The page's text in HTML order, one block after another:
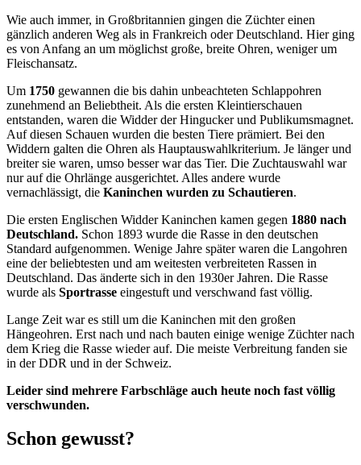
Wie auch immer, in Großbritannien gingen die Züchter einen
gänzlich anderen Weg als in Frankreich oder Deutschland. Hier ging
es von Anfang an um möglichst große, breite Ohren, weniger um
Fleischansatz.
Um 1750 gewannen die bis dahin unbeachteten Schlappohren
zunehmend an Beliebtheit. Als die ersten Kleintierschauen
entstanden, waren die Widder der Hingucker und Publikumsmagnet.
Auf diesen Schauen wurden die besten Tiere prämiert. Bei den
Widdern galten die Ohren als Hauptauswahlkriterium. Je länger und
breiter sie waren, umso besser war das Tier. Die Zuchtauswahl war
nur auf die Ohrlänge ausgerichtet. Alles andere wurde
vernachlässigt, die Kaninchen wurden zu Schautieren.
Die ersten Englischen Widder Kaninchen kamen gegen 1880 nach
Deutschland. Schon 1893 wurde die Rasse in den deutschen
Standard aufgenommen. Wenige Jahre später waren die Langohren
eine der beliebtesten und am weitesten verbreiteten Rassen in
Deutschland. Das änderte sich in den 1930er Jahren. Die Rasse
wurde als Sportrasse eingestuft und verschwand fast völlig.
Lange Zeit war es still um die Kaninchen mit den großen
Hängeohren. Erst nach und nach bauten einige wenige Züchter nach
dem Krieg die Rasse wieder auf. Die meiste Verbreitung fanden sie
in der DDR und in der Schweiz.
Leider sind mehrere Farbschläge auch heute noch fast völlig
verschwunden.
Schon gewusst?